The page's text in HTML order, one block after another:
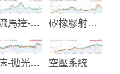
直流馬達-行星齒減速箱 矽橡膠射出成型
磨床-拋光-拉床自動化加工設備 空壓系統